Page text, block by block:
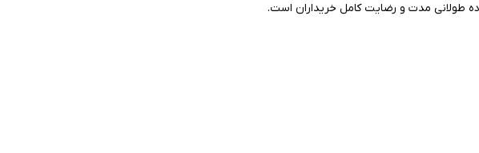
طولانی مدت و رضایت کامل خریداران است.